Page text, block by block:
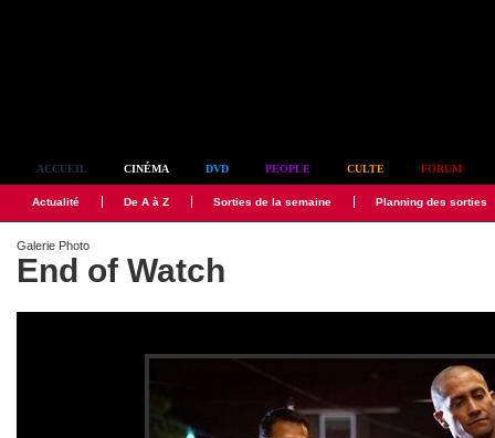
ACCUEIL CINÉMA DVD PEOPLE CULTE FORUM
Actualité De A à Z Sorties de la semaine Planning des sorties
Galerie Photo
End of Watch